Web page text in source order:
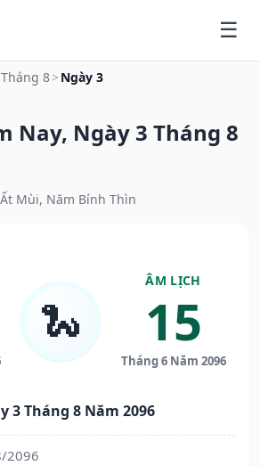
Tháng 8> Ngày 3
Nay, Ngày 3 Tháng 8
Mùi, Năm Bính Thìn
🐍
ÂM LỊCH
15
Tháng 6 Năm 2096
3 Tháng 8 Năm 2096
2096